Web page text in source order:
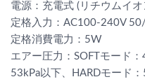
電源：充電式 (リチウムイ
定格入力：AC100-240V
定格消費電力：5W
エアー圧力：SOFTモード：
53kPa以下、HARDモード：